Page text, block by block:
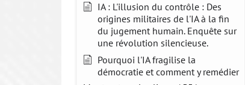
IA : L'illusion du contrôle : Des
origines militaires de l'IA à la fin
du jugement humain. Enquête sur
une révolution silencieuse.
Pourquoi l'IA fragilise la
démocratie et comment y remédier